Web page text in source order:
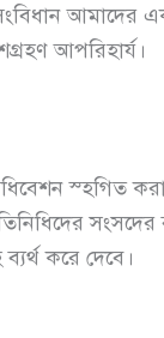
আমাদের
আপরিহার্য।
স্হগিত
করে দেবে।